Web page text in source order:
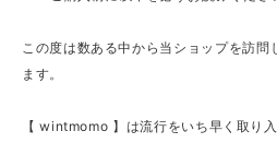
この度は数ある中から当ショップを訪
ます。
【 wintmomo 】は流行をいち早く取り